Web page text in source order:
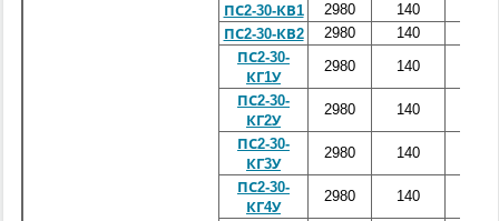
ПС2-30-КВ1
2980 140
ПС2-30-КВ2
2980 140
ПС2-30-
КГ1У
2980 140
ПС2-30-
КГ2У
2980 140
ПС2-30-
КГ3У
2980 140
ПС2-30-
КГ4У
2980 140